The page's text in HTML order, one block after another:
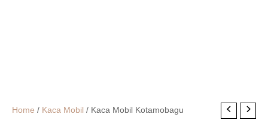
Home / Kaca Mobil / Kaca Mobil Kotamobagu